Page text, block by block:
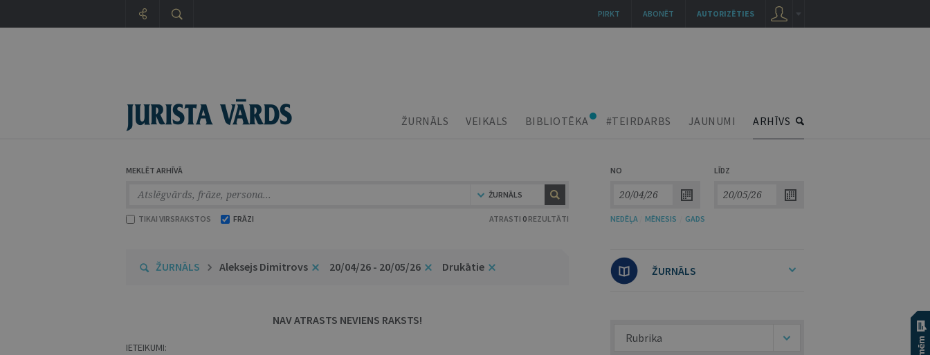
ŽURNĀLS VEIKALS BIBLIOTĒKA #TEIRDARBS JAUNUMI ARHĪVS
MEKLĒT ARHĪVĀ
ŽURNĀLS
TIKAI VIRSRAKSTOS FRĀZI ATRASTI 0 REZULTĀTI
NO LĪDZ
NEDĒĻA MĒNESIS GADS
ŽURNĀLS Aleksejs Dimitrovs 20/04/26 - 20/05/26 Drukātie
NAV ATRASTS NEVIENS RAKSTS!
IETEIKUMI:
ŽURNĀLS
Rubrika
AUTORIZĒTIES
ABONĒT
PIRKT